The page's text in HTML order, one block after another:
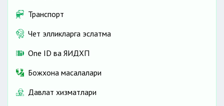
Транспорт
Чет элликларга эслатма
One ID ва ЯИДХП
Божхона масалалари
Давлат хизматлари